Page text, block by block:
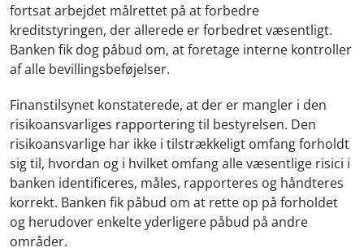
fortsat arbejdet målrettet på at forbedre
kreditstyringen, der allerede er forbedret væsentligt.
Banken fik dog påbud om, at foretage interne kontroller
af alle bevillingsbeføjelser.
Finanstilsynet konstaterede, at der er mangler i den
risikoansvarliges rapportering til bestyrelsen. Den
risikoansvarlige har ikke i tilstrækkeligt omfang forholdt
sig til, hvordan og i hvilket omfang alle væsentlige risici i
banken identificeres, måles, rapporteres og håndteres
korrekt. Banken fik påbud om at rette op på forholdet
og herudover enkelte yderligere påbud på andre
områder.